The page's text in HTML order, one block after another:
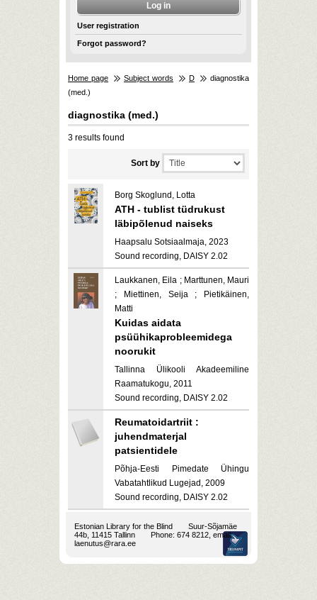
User registration
Forgot password?
Home page Subject words D
diagnostika
(med.)
diagnostika (med.)
3 results found
Sort by
Borg Skoglund, Lotta
ATH - tublist tüdrukust
läbipõlenud naiseks
Haapsalu Sotsiaalmaja, 2023
Sound recording, DAISY 2.02
Laukkanen, Eila ; Marttunen, Mauri
; Miettinen, Seija ; Pietikäinen,
Matti
Kuidas aidata
psüühikaprobleemidega
noorukit
Tallinna Ülikooli Akadeemiline
Raamatukogu, 2011
Sound recording, DAISY 2.02
Reumatoidartriit :
juhendmaterjal
patsientidele
Põhja-Eesti Pimedate Ühingu
Vabatahtlikud Lugejad, 2009
Sound recording, DAISY 2.02
Estonian Library for the Blind
Suur-Sõjamäe
44b, 11415 Tallinn
Phone: 674 8212, email:
laenutus@rara.ee